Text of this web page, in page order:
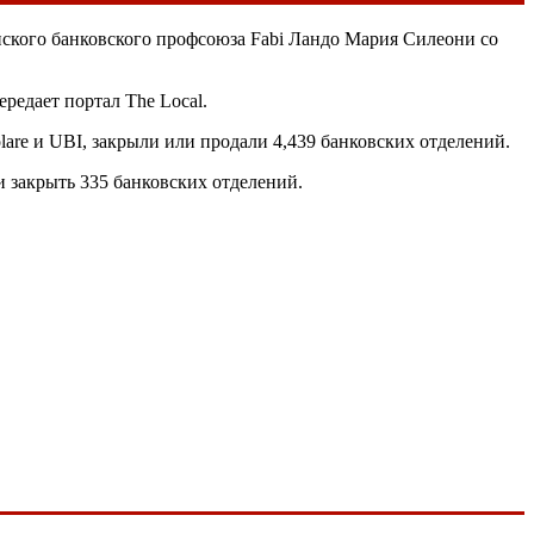
банковского профсоюза Fabi Ландо Мария Силеони со
портал The Local.
и UBI, закрыли или продали 4,439 банковских отделений.
335 банковских отделений.